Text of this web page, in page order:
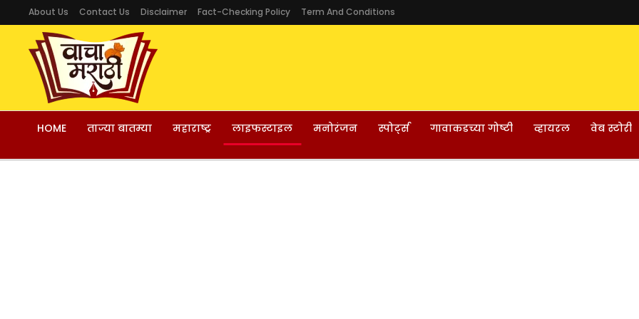
About Us Contact Us Disclaimer Fact-Checking Policy Term And Conditions
HOME ताज्या बातम्या महाराष्ट्र लाइफस्टाइल मनोरंजन स्पोर्ट्स गावाकडच्या गोष्टी व्हायरल वेब स्टोरी